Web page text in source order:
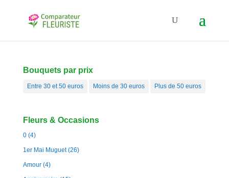
Bouquets par prix
Entre 30 et 50 euros Moins de 30 euros Plus de 50 euros
Fleurs & Occasions
0 (4)
1er Mai Muguet (26)
Amour (4)